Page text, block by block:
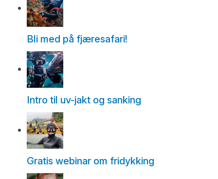
Bli med på fjæresafari!
Intro til uv-jakt og sanking
Gratis webinar om fridykking